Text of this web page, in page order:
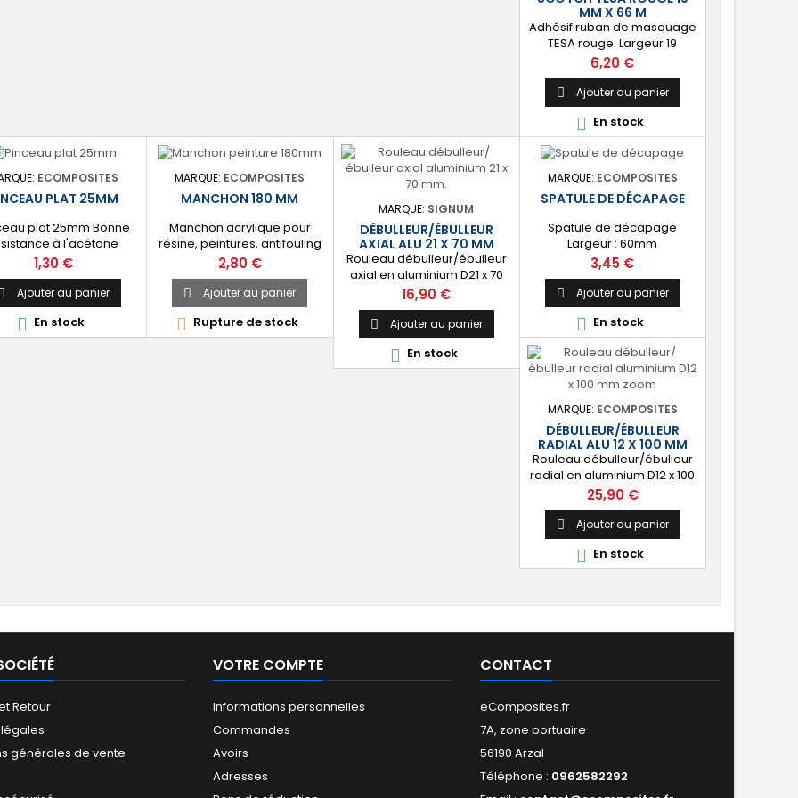
MM X 66 M
Adhésif ruban de masquage
TESA rouge. Largeur 19
mm. Longueur 66 m. ✔️ [Prêt
à l'emploi] Pour obtenir un
résultat impeccable lors de
vos projets de peinture.
Prix
6,20 €
 Ajouter au panier
 En stock
ECOMPOSITES
PLAT 25MM
plat 25mm Bonne
à l'acétone
Manche Plastique
Prix
1,30 €
 Ajouter au panier
 En stock
MARQUE: ECOMPOSITES
MANCHON 180 MM
Manchon acrylique pour
résine, peintures, antifouling
180mm
Prix
2,80 €
 Ajouter au panier
 Rupture de stock
MARQUE: SIGNUM
DÉBULLEUR/ÉBULLEUR
AXIAL ALU 21 X 70 MM
Rouleau débulleur/ébulleur
axial en aluminium D21 x 70
mm. [Comprime les fibres]
Permet de répandre
uniformément la résine et
des comprimer les fibres lors
d'une stratification résine.
Prix
16,90 €
 Ajouter au panier
 En stock
MARQUE: ECOMPOSITES
SPATULE DE DÉCAPAGE
Spatule de décapage
Largeur : 60mm
Prix
3,45 €
 Ajouter au panier
 En stock
MARQUE: ECOMPOSITES
DÉBULLEUR/ÉBULLEUR
RADIAL ALU 12 X 100 MM
Rouleau débulleur/ébulleur
radial en aluminium D12 x 100
mm. ⚙️ [Débullage] Permet
de chasser les bulles d'air
d'une stratification en résine
et renfort composite.
Prix
25,90 €
 Ajouter au panier
 En stock
Retour
générales de vente
VOTRE COMPTE
Informations personnelles
Commandes
Avoirs
Adresses
CONTACT
eComposites.fr
7A, zone portuaire
56190 Arzal
Téléphone : 0962582292